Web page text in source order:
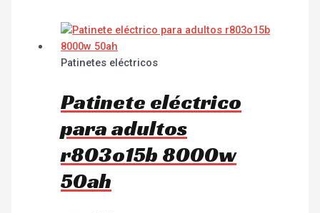
Patinetes eléctricos
Patinete eléctrico
para adultos
r803o15b 8000w
50ah